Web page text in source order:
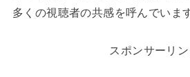
多くの視聴者の共感を呼んでいま
スポンサーリン